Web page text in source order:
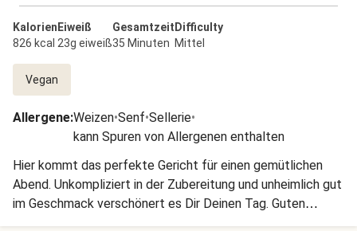
Kalorien
826 kcal
Eiweiß
23g eiweiß
Gesamtzeit
35 Minuten
Difficulty
Mittel
Vegan
Allergene:Weizen•Senf•Sellerie•
kann Spuren von Allergenen enthalten
Hier kommt das perfekte Gericht für einen gemütlichen
Abend. Unkompliziert in der Zubereitung und unheimlich gut
im Geschmack verschönert es Dir Deinen Tag. Guten
Appetit!